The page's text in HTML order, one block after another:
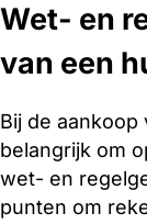
Wet- en
van een
Bij de
belangrijk om
wet- en
punten om